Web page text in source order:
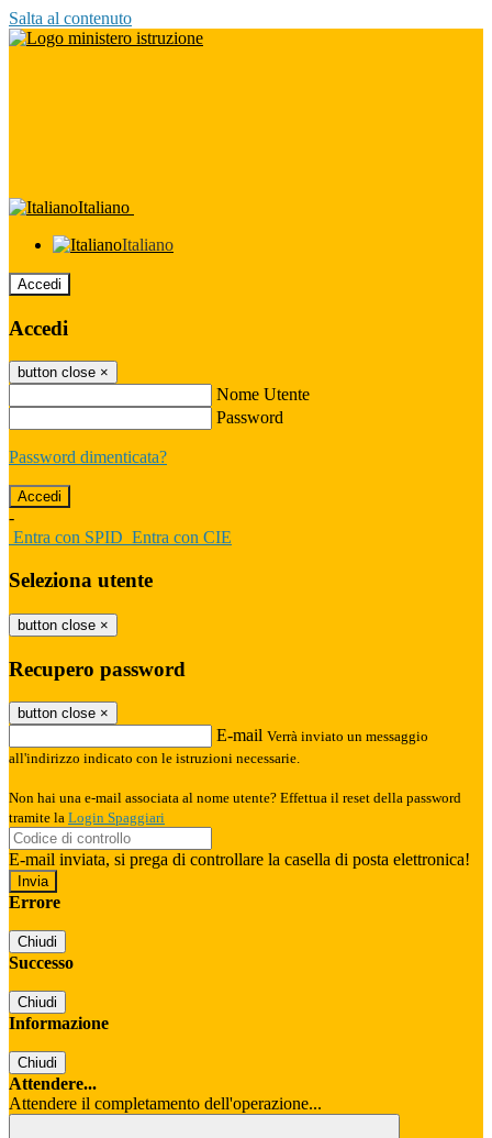
Salta al contenuto
Italiano
Italiano
Accedi
Accedi
button close ×
Nome Utente
Password
Password dimenticata?
-
Entra con SPID Entra con CIE
Seleziona utente
button close ×
Recupero password
button close ×
E-mail Verrà inviato un messaggio
all'indirizzo indicato con le istruzioni necessarie.
Non hai una e-mail associata al nome utente? Effettua il reset della password
tramite la Login Spaggiari
E-mail inviata, si prega di controllare la casella di posta elettronica!
Errore
Chiudi
Successo
Chiudi
Informazione
Chiudi
Attendere...
Attendere il completamento dell'operazione...